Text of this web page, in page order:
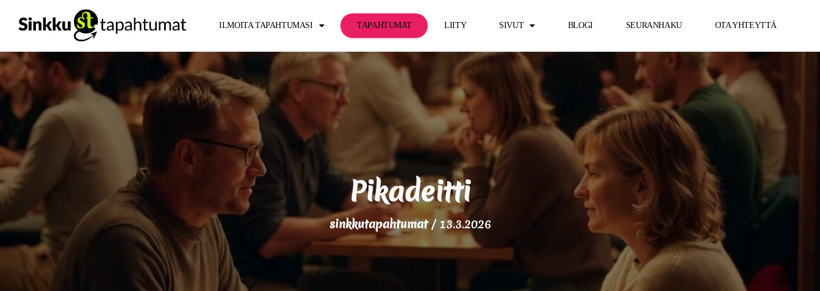
ILMOITA TAPAHTUMASI TAPAHTUMAT LIITY SIVUT BLOGI SEURANHAKU OTA YHTEYTTÄ
Pikadeitti
sinkkutapahtumat/ 13.3.2026